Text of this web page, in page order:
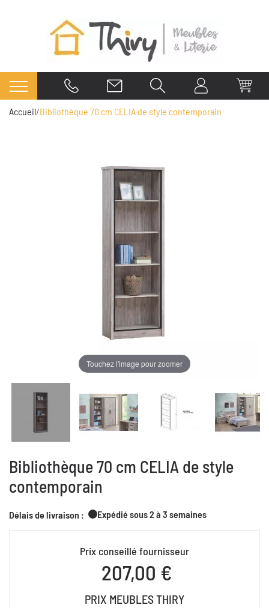
Accueil Bibliothèque 70 cm CELIA de style contemporain
Touchez l'image pour zoomer
Bibliothèque 70 cm CELIA de style
contemporain
Délais de livraison : Expédié sous 2 à 3 semaines
Prix conseillé fournisseur
207,00 €
PRIX MEUBLES THIRY